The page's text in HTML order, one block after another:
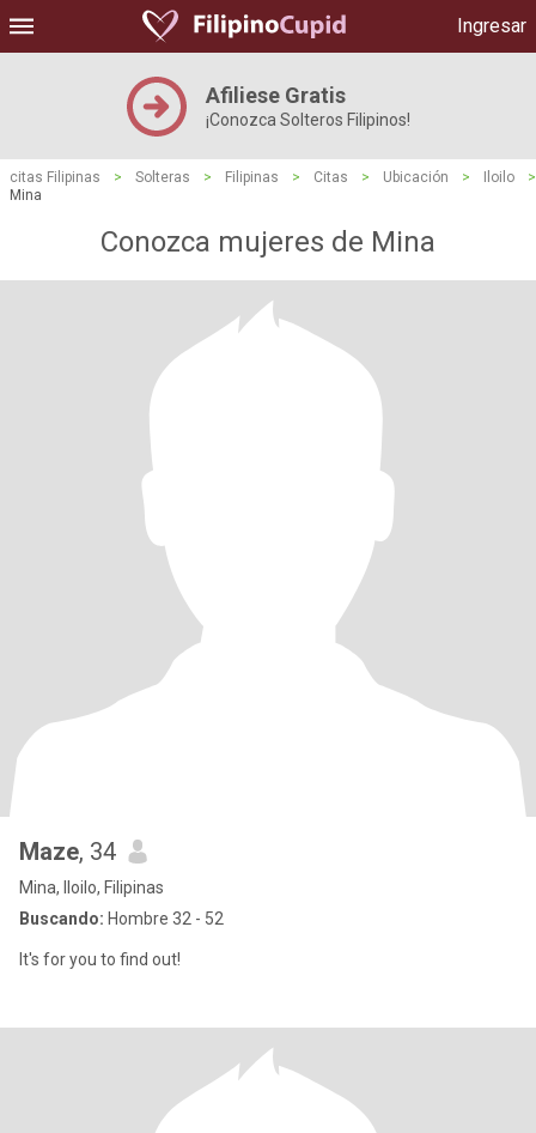
Ingresar
Afiliese Gratis
¡Conozca Solteros Filipinos!
citas Filipinas > Solteras > Filipinas > Citas > Ubicación > Iloilo
>
Mina
Conozca mujeres de Mina
Maze, 34
Mina, Iloilo, Filipinas
Buscando: Hombre 32 - 52
It's for you to find out!